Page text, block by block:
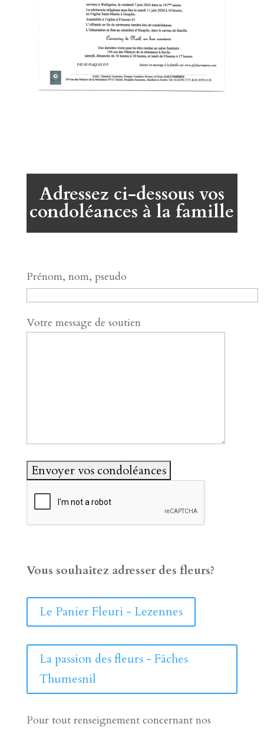
Adressez ci-dessous vos
condoléances à la famille
Prénom, nom, pseudo
Votre message de soutien
Vous souhaitez adresser des fleurs?
Le Panier Fleuri - Lezennes
La passion des fleurs - Fâches
Thumesnil
Pour tout renseignement concernant nos